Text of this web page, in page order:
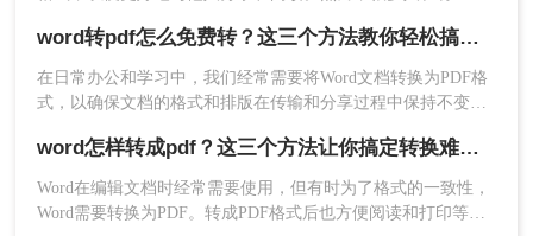
2、在线转换十分方便，只要打开网址进入转换界
件大小会发生变化。那么，word转pdf怎么保持大小不变呢？本
文将为您介绍几种方法，帮助您解决这个问题。
word转pdf怎么免费转？这三个方法教你轻松搞定！
在日常办公和学习中，我们经常需要将Word文档转换为PDF格
式，以确保文档的格式和排版在传输和分享过程中保持不变。
免费的转换方法。那么word转pdf怎么免费转呢？本文将介绍几
种免费的Word转PDF方法，并分享一些实用技巧。
word怎样转成pdf？这三个方法让你搞定转换难题！
Word在编辑文档时经常需要使用，但有时为了格式的一致性，
Word需要转换为PDF。转成PDF格式后也方便阅读和打印等操